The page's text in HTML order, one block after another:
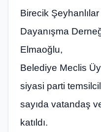
Birecik
Dayanışma
Elmaoğlu,
Belediye Meclis
siyasi parti
sayıda vatandaş
katıldı.